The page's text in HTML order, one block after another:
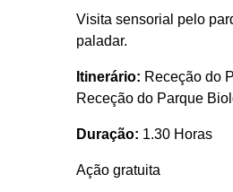
Visita sensorial pelo
paladar.
Itinerário: Receção do
Receção do Parque
Duração: 1.30 Horas
Ação gratuita